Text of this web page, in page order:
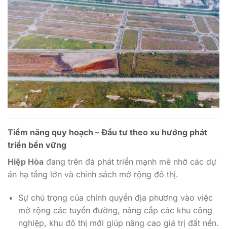
Tiềm năng quy hoạch – Đầu tư theo xu hướng phát
triển bền vững
Hiệp Hòa đang trên đà phát triển mạnh mẽ nhờ các dự
án hạ tầng lớn và chính sách mở rộng đô thị.
Sự chú trọng của chính quyền địa phương vào việc
mở rộng các tuyến đường, nâng cấp các khu công
nghiệp, khu đô thị mới giúp nâng cao giá trị đất nền.